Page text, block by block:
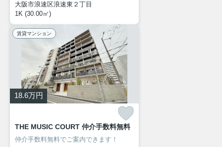
大阪市浪速区浪速東２丁目
1K (30.00㎡)
賃貸マンション
18.6万円
THE MUSIC COURT 仲介手数料無料
仲介手数料無料でご案内できます！